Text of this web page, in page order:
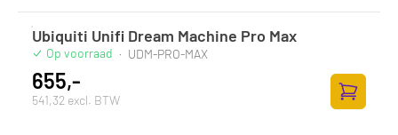
Ubiquiti Unifi Dream Machine Pro Max
Op voorraad · UDM-PRO-MAX
655,-
541,32 excl. BTW